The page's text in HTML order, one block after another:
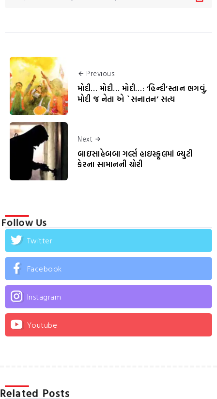
Previous
મોદી… મોદી… મોદી…: ‘હિન્દી’સ્તાન ભગવું,
મોદી જ નેતા એ `સનાતન’ સત્ય
Next
બાઇસાહેબબા ગર્લ્સ હાઇસ્કૂલમાં બ્યુટી
કેરના સામાનની ચોરી
Follow Us
Twitter
Facebook
Instagram
Youtube
Related Posts